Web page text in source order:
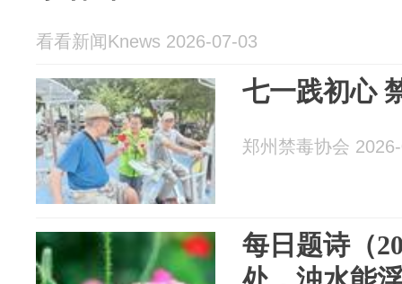
看看新闻Knews 2026-07-03
七一践初心
郑州禁毒协会
每日题诗（